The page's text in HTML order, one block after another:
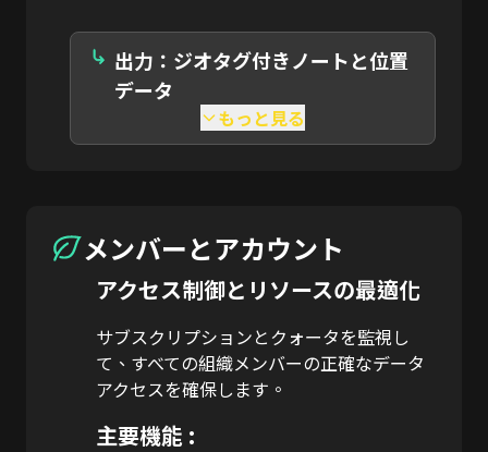
出力：ジオタグ付きノートと位置
データ
もっと見る
メンバーとアカウント
アクセス制御とリソースの最適化
サブスクリプションとクォータを監視し
て、すべての組織メンバーの正確なデータ
アクセスを確保します。
主要機能 :